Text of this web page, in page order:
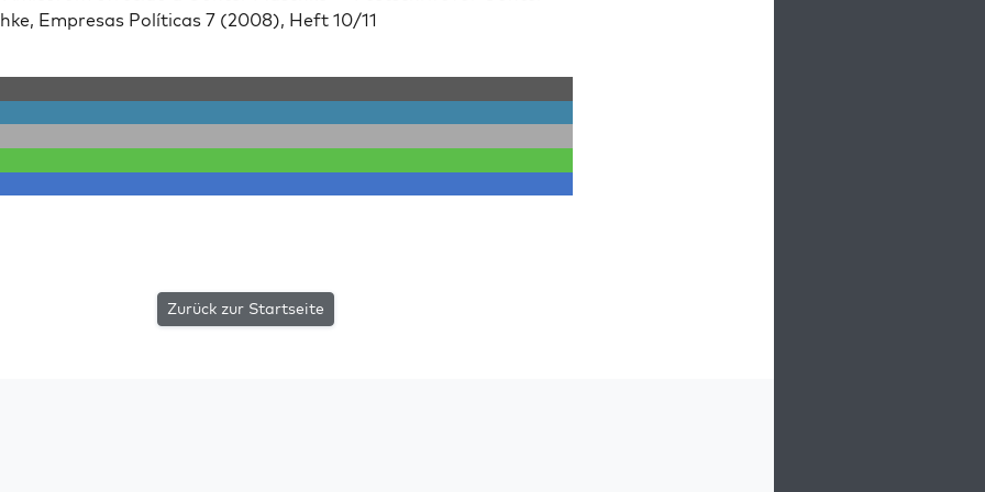
Empre­sas Políti­cas 7 (2008), Heft 10/11
Zurück zur Startseite